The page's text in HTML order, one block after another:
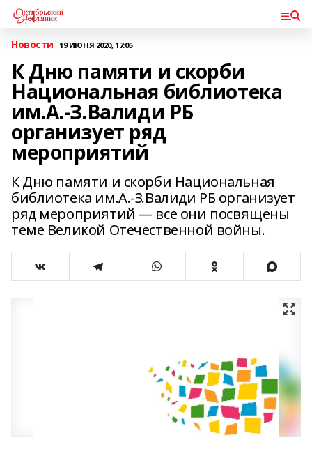
Новости 19 ИЮНЯ 2020, 17:05
К Дню памяти и скорби
Национальная библиотека
им.А.-З.Валиди РБ
организует ряд
мероприятий
К Дню памяти и скорби Национальная
библиотека им.А.-З.Валиди РБ организует
ряд мероприятий — все они посвящены
теме Великой Отечественной войны.